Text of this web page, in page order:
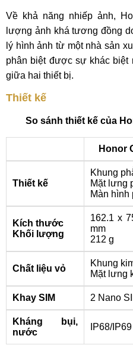
Về khả năng nhiếp ảnh,
lượng ảnh khá tương đồng
lý hình ảnh từ một nhà sản
phân biệt được sự khác biệt
giữa hai thiết bị.
Thiết kế
So sánh thiết kế của
Honor
Thiết kế
Khung
Mặt lưng
Màn hình
Kích thước
Khối lượng
162.1 x
mm
212 g
Chất liệu vỏ
Khung
Mặt lưng
Khay SIM 2 Nano
Kháng bụi,
nước
IP68/IP69